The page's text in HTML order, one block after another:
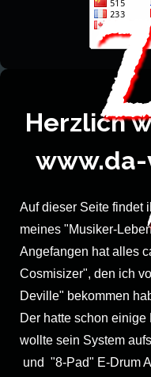
Herzlich
Auf dieser Seite findet
meines "Musiker-
Angefangen hat alles
Cosmisizer", den ich
Deville" bekommen
Der hatte schon
wollte sein System
und "8-Pad" E-Drum